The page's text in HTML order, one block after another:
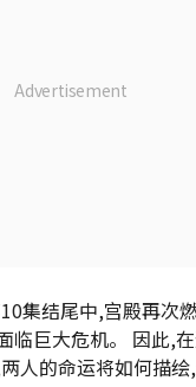
集结尾中,宫殿再次
临巨大危机。 因此,
人的命运将如何描绘,